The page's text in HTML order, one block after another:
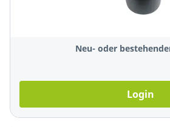
Neu- oder
Login